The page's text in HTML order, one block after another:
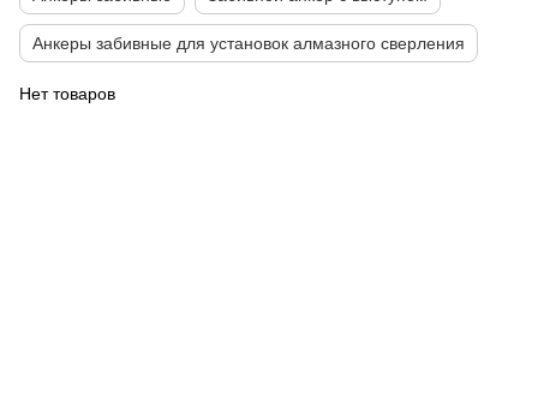
Анкеры забивные для установок алмазного сверления
Нет товаров